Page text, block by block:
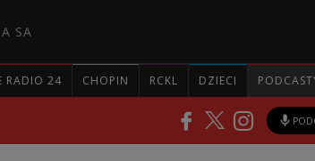
SA
RADIO 24 CHOPIN RCKL DZIECI